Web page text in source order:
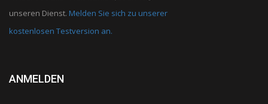
unseren Dienst. Melden Sie sich zu unserer
kostenlosen Testversion an.
ANMELDEN